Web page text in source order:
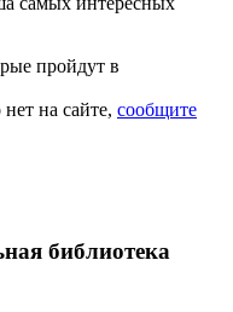
пройдут в
на сайте, сообщите
библиотека